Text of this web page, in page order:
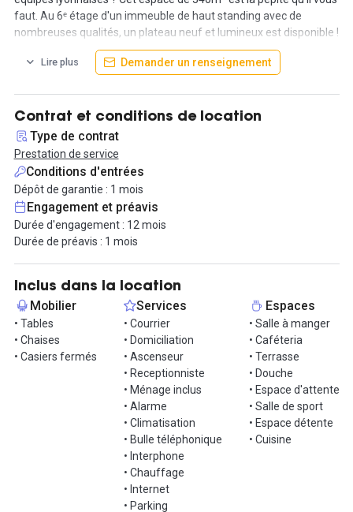
faut. Au 6ᵉ étage d'un immeuble de haut standing avec de
nombreuses qualités, un plateau neuf et lumineux est disponible !
Il s'agit d'une superficie spacieuse et unique en plein cœur de
Confluence dans le 2ᵉ arrondissement de Lyon.
Pourquoi opter pour un plateau privatif au sein de cet espace ?
Ces plateaux modulables et flexibles s'adaptent à vos besoins.
Profitez de tous les avantages du bâtiment, incluant des services
de gestion administrative (accueil, gestion du courrier), des
événements ouverts à tous, d'une salle de sport, d'une offre de
restauration, ainsi que de la possibilité de concevoir un
aménagement sur-mesure répondant à toutes vos attentes.
Que vous soyez une petite entreprise, une école ou un grand
compte, vous êtes les bienvenus ! Ce lieu dispose également de
formules à la carte : journée, semaine, mois ou année. Ce lieu est
en capacité de vous accompagner tout au long de votre activité,
que ce soit pour un nombre de m² inférieur ou supérieur !
Ce plateau est disponible 24h/24 et 7j/7, avec la configuration
suivante : trois bureaux fermés de 6 postes, deux bureaux
fermés de 4 postes et un bureau fermé de 8 postes, tous équipés
de mobilier 120x60 et de chaises de bureaux. Pour les rendez-
vous, calls ou visios, une salle de réunion pour 4 collaborateurs et
une seconde pour 6 sont aménagées, avec également des tables
et chaises. Afin de gagner en praticité, deux phonebox sont
également mises à disposition sur le plateau.
Vous retrouverez également un open space de 42m² avec une
partie salon/détente, ainsi qu'une cuisine aménagée (hors
Lire plus Demander un renseignement
Contrat et conditions de location
Type de contrat
Prestation de service
Conditions d'entrées
Dépôt de garantie : 1 mois
Engagement et préavis
Durée d'engagement : 12 mois
Durée de préavis : 1 mois
Inclus dans la location
Mobilier
• Tables
• Chaises
• Casiers fermés
Services
• Courrier
• Domiciliation
• Ascenseur
• Receptionniste
• Ménage inclus
• Alarme
• Climatisation
• Bulle téléphonique
• Interphone
• Chauffage
• Internet
• Parking
Espaces
• Salle à manger
• Caféteria
• Terrasse
• Douche
• Espace d'attente
• Salle de sport
• Espace détente
• Cuisine